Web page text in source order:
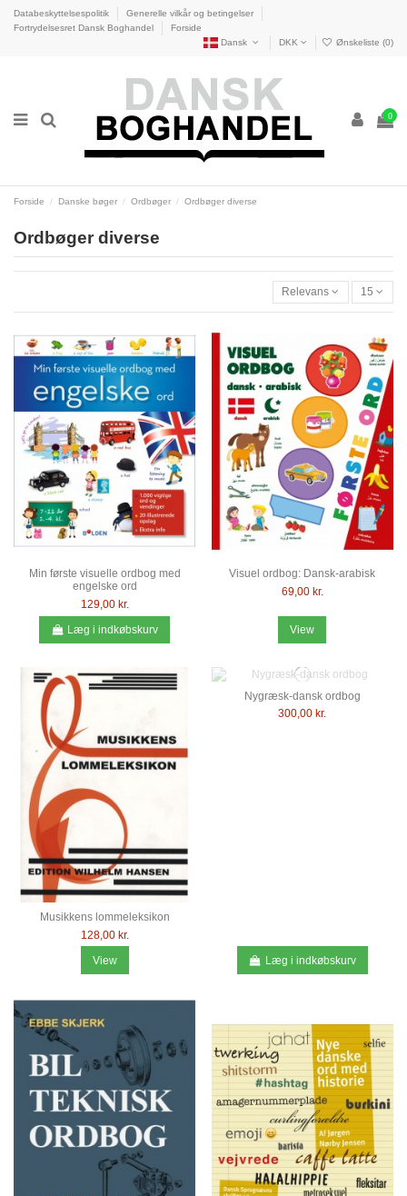
Databeskyttelsespolitik
Generelle vilkår og betingelser
Fortrydelsesret Dansk Boghandel
Forside
Dansk
DKK Ønskeliste (0)
0
Forside Danske bøger Ordbøger Ordbøger diverse
Ordbøger diverse
Relevans 15
Min første visuelle ordbog med
engelske ord
129,00 kr.
Læg i indkøbskurv
Visuel ordbog: Dansk-arabisk
69,00 kr.
View
Musikkens lommeleksikon
128,00 kr.
View
Nygræsk-dansk ordbog
300,00 kr.
Læg i indkøbskurv